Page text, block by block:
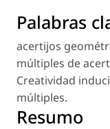
Palabras
acertijos
múltiples de
Creatividad
múltiples.
Resumo